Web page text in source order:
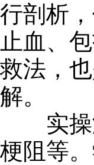
行剖析
止血、
救法，
解。
实操演
梗阻等